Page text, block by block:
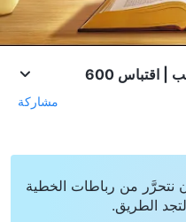
| اقتباس 600
مشاركة
نتحرَّر من رباطات الخطية
الطريق.